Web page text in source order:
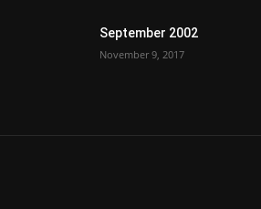
September 2002
November 9, 2017